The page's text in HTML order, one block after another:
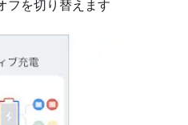
フを切り替えます